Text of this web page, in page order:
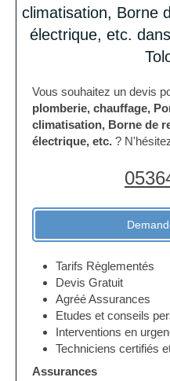
climatisation, Borne
électrique, etc.
Vous souhaitez un devis
plomberie, chauffage,
climatisation, Borne de
électrique, etc. ?
Tarifs Règlementés
Devis Gratuit
Agréé Assurances
Etudes et conseils
Interventions en
Techniciens certifiés
Assurances